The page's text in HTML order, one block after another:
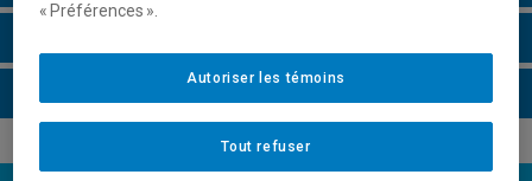
« Préférences ».
Tout refuser
Autoriser les témoins